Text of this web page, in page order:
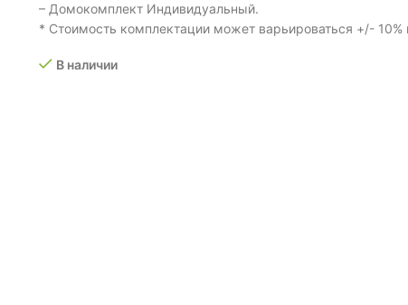
– Домокомплект Индивидуальный.
* Стоимость комплектации может варьироваться +/- 10%
В наличии